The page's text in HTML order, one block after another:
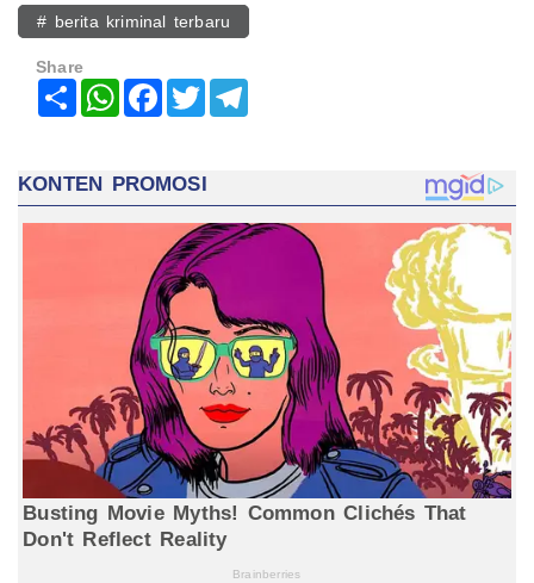
# berita kriminal terbaru
Share
Share WhatsAppFacebook
Twitter